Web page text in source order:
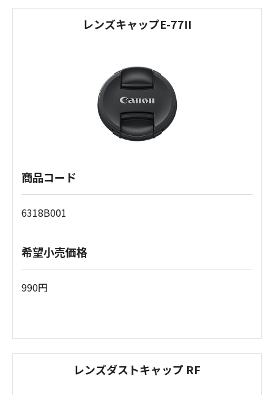
レンズキャップE-77II
商品コード
6318B001
希望小売価格
990円
レンズダストキャップ RF